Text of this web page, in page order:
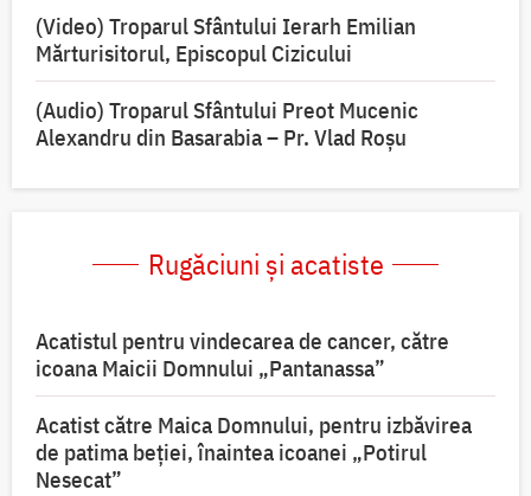
(Video) Troparul Sfântului Ierarh Emilian
Mărturisitorul, Episcopul Cizicului
(Audio) Troparul Sfântului Preot Mucenic
Alexandru din Basarabia – Pr. Vlad Roșu
Rugăciuni și acatiste
Acatistul pentru vindecarea de cancer, către
icoana Maicii Domnului „Pantanassa”
Acatist către Maica Domnului, pentru izbăvirea
de patima beției, înaintea icoanei „Potirul
Nesecat”